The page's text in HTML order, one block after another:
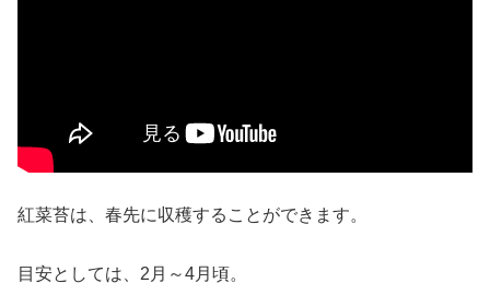
紅菜苔は、春先に収穫することができます。
目安としては、2月～4月頃。